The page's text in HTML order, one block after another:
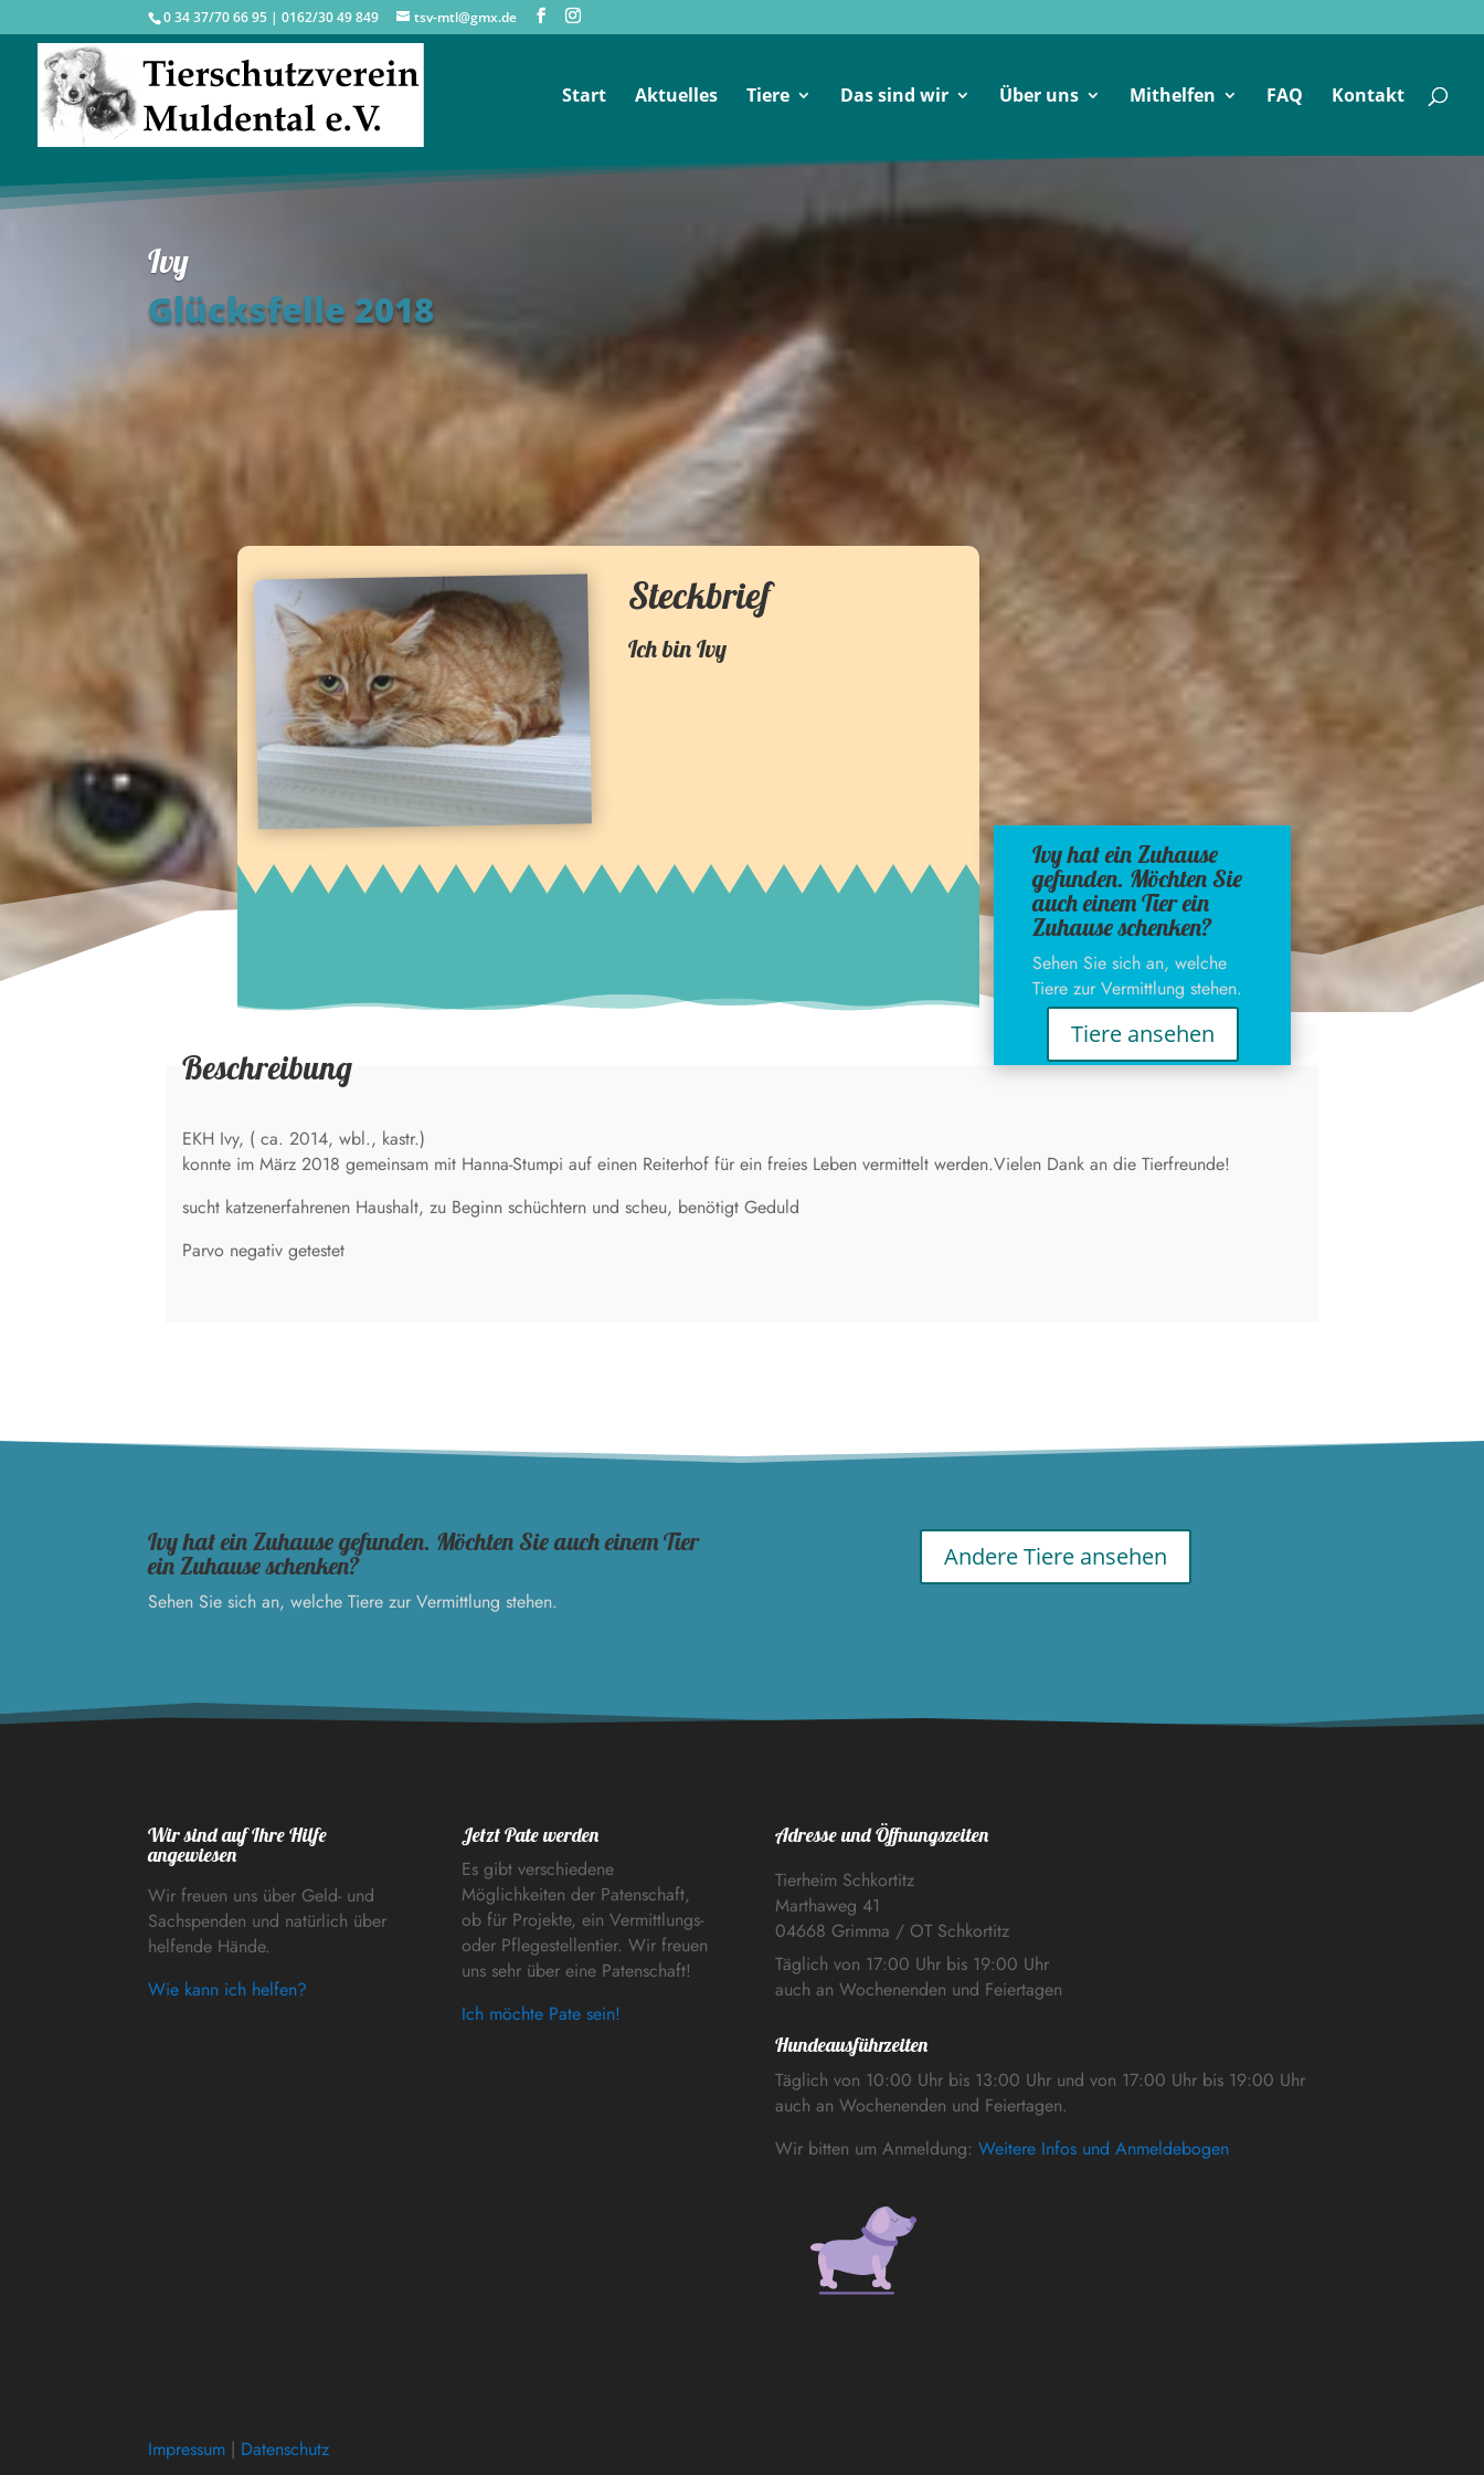
0 34 37/70 66 95 | 0162/30 49 849 tsv-mtl@gmx.de
Start Aktuelles Tiere Das sind wir Über uns Mithelfen FAQ Kontakt
Ivy
Glücksfelle 2018
Steckbrief
Ich binIvy
Ivy hat ein Zuhause
gefunden. Möchten Sie
auch einem Tier ein
Zuhause schenken?
Sehen Sie sich an, welche
Tiere zur Vermittlung stehen.
Tiere ansehen
Beschreibung
EKH Ivy, ( ca. 2014, wbl., kastr.)
konnte im März 2018 gemeinsam mit Hanna-Stumpi auf einen Reiterhof für ein freies Leben vermittelt werden.Vielen Dank an die Tierfreunde!
sucht katzenerfahrenen Haushalt, zu Beginn schüchtern und scheu, benötigt Geduld
Parvo negativ getestet
Ivy hat ein Zuhause gefunden. Möchten Sie auch einem Tier
ein Zuhause schenken?
Sehen Sie sich an, welche Tiere zur Vermittlung stehen.
Andere Tiere ansehen
Wir sind auf Ihre Hilfe
angewiesen
Wir freuen uns über Geld- und
Sachspenden und natürlich über
helfende Hände.
Wie kann ich helfen?
Jetzt Pate werden
Es gibt verschiedene
Möglichkeiten der Patenschaft,
ob für Projekte, ein Vermittlungs-
oder Pflegestellentier. Wir freuen
uns sehr über eine Patenschaft!
Ich möchte Pate sein!
Adresse und Öffnungszeiten
Tierheim Schkortitz
Marthaweg 41
04668 Grimma / OT Schkortitz
Täglich von 17:00 Uhr bis 19:00 Uhr
auch an Wochenenden und Feiertagen
Hundeausführzeiten
Täglich von 10:00 Uhr bis 13:00 Uhr und von 17:00 Uhr bis 19:00 Uhr
auch an Wochenenden und Feiertagen.
Wir bitten um Anmeldung: Weitere Infos und Anmeldebogen
Impressum | Datenschutz